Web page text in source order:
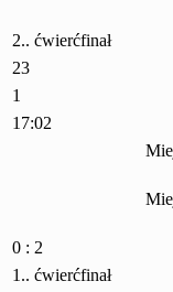
2.. ćwierćfinał
23
1
17:02
0 : 2
1.. ćwierćfinał